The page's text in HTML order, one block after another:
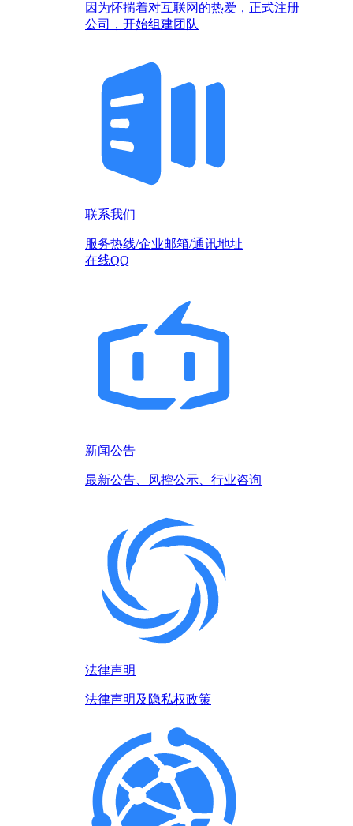
因为怀揣着对互联网的热爱，正式注册
公司，开始组建团队
联系我们
服务热线/企业邮箱/通讯地址
在线QQ
新闻公告
最新公告、风控公示、行业咨询
法律声明
法律声明及隐私权政策